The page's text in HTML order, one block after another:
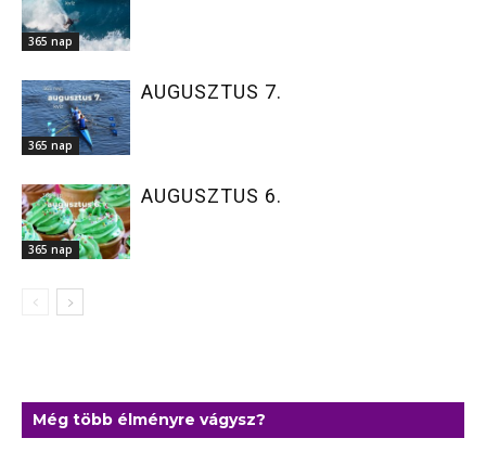
365 nap
365 nap
AUGUSZTUS 7.
365 nap
AUGUSZTUS 6.
Még több élményre vágysz?